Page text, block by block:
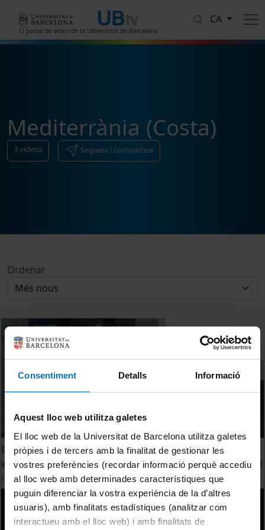
Consentiment Detalls Informació
Aquest lloc web utilitza galetes
El lloc web de la Universitat de Barcelona utilitza galetes
pròpies i de tercers amb la finalitat de gestionar les
vostres preferències (recordar informació perquè accediu
al lloc web amb determinades característiques que
puguin diferenciar la vostra experiència de la d’altres
usuaris), amb finalitats estadístiques (analitzar com
interactueu amb el lloc web) i amb finalitats de
El portal de vídeo de la Universitat de Barcelona
CA
Mediterrània (Costa)
3vídeos Segueix i comparteix
Ordenar
Predicting future species distribution of odonata in
westernmost mediterranean region under climate change
6 juny, 2017